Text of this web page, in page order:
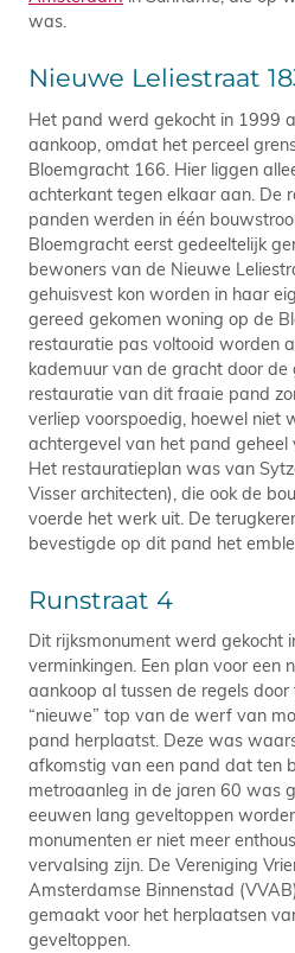
was.
Nieuwe Leliestraat
Het pand werd gekocht in 1999
aankoop, omdat het perceel
Bloemgracht 166. Hier liggen
achterkant tegen elkaar aan. De
panden werden in één
Bloemgracht eerst gedeeltelijk
bewoners van de Nieuwe
gehuisvest kon worden in haar
gereed gekomen woning op de
restauratie pas voltooid worden
kademuur van de gracht door
restauratie van dit fraaie pand
verliep voorspoedig, hoewel niet
achtergevel van het pand geheel
Het restauratieplan was van
Visser architecten), die ook de
voerde het werk uit. De
bevestigde op dit pand het
Runstraat 4
Dit rijksmonument werd gekocht
verminkingen. Een plan voor een
aankoop al tussen de regels
“nieuwe” top van de werf van
pand herplaatst. Deze was
afkomstig van een pand dat ten
metroaanleg in de jaren 60 was
eeuwen lang geveltoppen
monumenten er niet meer
vervalsing zijn. De Vereniging
Amsterdamse Binnenstad
gemaakt voor het herplaatsen
geveltoppen.